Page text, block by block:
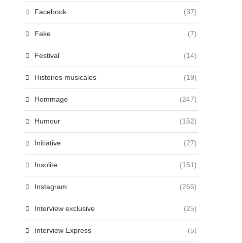
Emma Mantet, étoile montante de
la pop, dévoile...
27 juin 2024
Raphaël Quenard choisi
Laeticia Hallyday pour
27 juin 2024
Facebook (37)
Fake (7)
Festival (14)
Histoires musicales (19)
Hommage (247)
Humour (152)
Initiative (27)
Insolite (151)
Instagram (266)
Interview exclusive (25)
Interview Express (5)